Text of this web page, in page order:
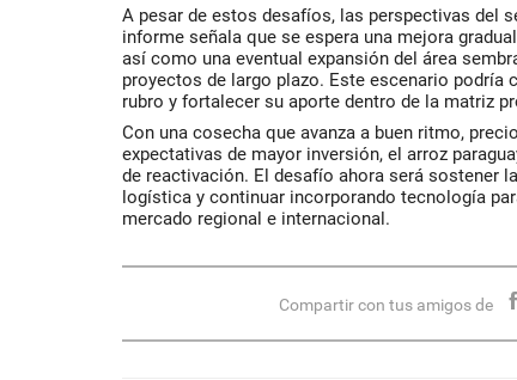
A pesar de estos desafíos, las perspectivas del
informe señala que se espera una mejora
así como una eventual expansión del área
proyectos de largo plazo. Este escenario podría
rubro y fortalecer su aporte dentro de la matriz
Con una cosecha que avanza a buen ritmo,
expectativas de mayor inversión, el arroz
de reactivación. El desafío ahora será sostener
logística y continuar incorporando tecnología
mercado regional e internacional.
Compartir con tus amigos de